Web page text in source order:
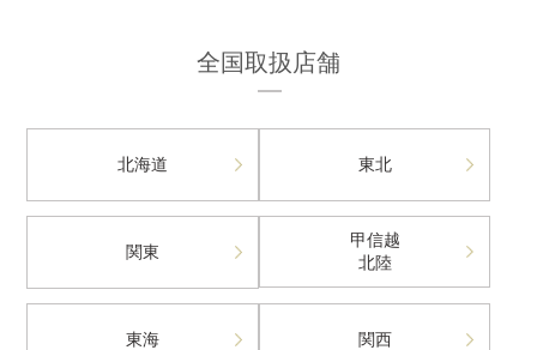
全国取扱店舗
北海道 東北
関東
甲信越
北陸
東海 関西